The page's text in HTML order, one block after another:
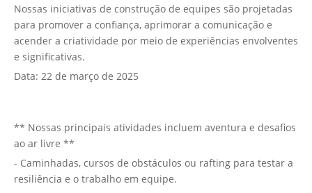
Nossas iniciativas de construção de equipes são projetadas
para promover a confiança, aprimorar a comunicação e
acender a criatividade por meio de experiências envolventes
e significativas.
Data: 22 de março de 2025
** Nossas principais atividades incluem aventura e desafios
ao ar livre **
- Caminhadas, cursos de obstáculos ou rafting para testar a
resiliência e o trabalho em equipe.